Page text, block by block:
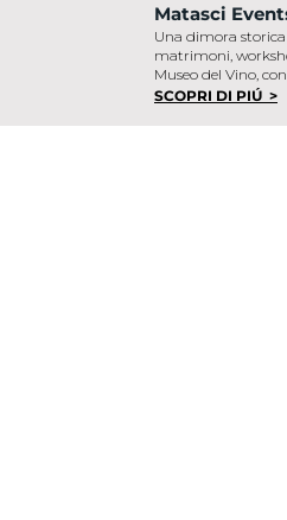
Matasci
Una dimora storica
matrimoni,
Museo del Vino,
SCOPRI DI PIÚ >